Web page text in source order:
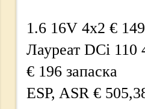
1.6 16V 4x2 €
Лауреат DCi 110
€ 196 запаска
ESP, ASR €